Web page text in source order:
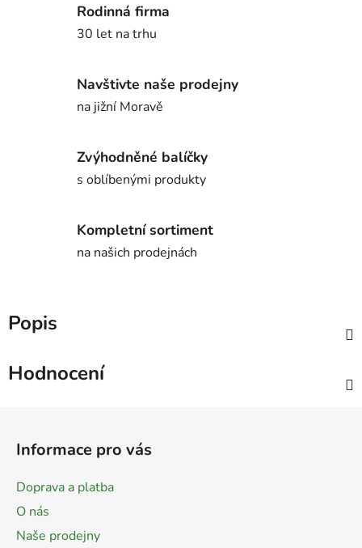
Rodinná firma
30 let na trhu
Navštivte naše prodejny
na jižní Moravě
Zvýhodněné balíčky
s oblíbenými produkty
Kompletní sortiment
na našich prodejnách
Popis
Hodnocení
Informace pro vás
Doprava a platba
O nás
Naše prodejny